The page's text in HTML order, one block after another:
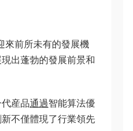
來前所未有的發展機
出蓬勃的發展前景和
産品通過智能算法優
不僅體現了行業領先